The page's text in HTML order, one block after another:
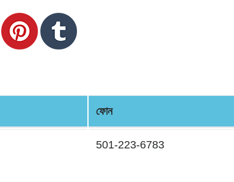
ফোন
501-223-6783